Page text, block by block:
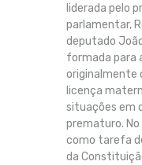
liderada pelo
parlamentar,
deputado
formada para
originalmente
licença
situações em
prematuro.
como tarefa
da